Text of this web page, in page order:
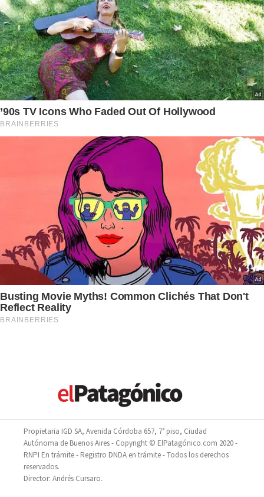
Propietaria IGD SA, Avenida Córdoba 657, 7° piso, Ciudad
Autónoma de Buenos Aires - Copyright © ElPatagónico.com 2020 -
RNPI En trámite - Registro DNDA en trámite - Todos los derechos
reservados.
Director: Andrés Cursaro.